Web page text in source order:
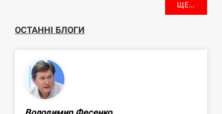
ЩЕ...
ОСТАННІ БЛОГИ